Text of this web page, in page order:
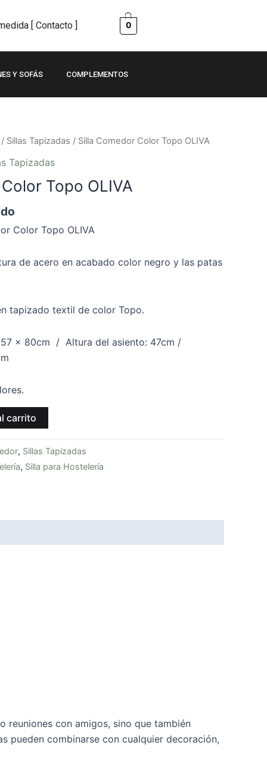
[ Contacto ] 0
Y SOFÁS COMPLEMENTOS
Sillas Tapizadas / Silla Comedor Color Topo OLIVA
Tapizadas
Topo OLIVA
Color Topo OLIVA
de acero en acabado color negro y las patas
tapizado textil de color Topo.
x 80cm / Altura del asiento: 47cm /
carrito
, Sillas Tapizadas
, Silla para Hostelería
reuniones con amigos, sino que también
pueden combinarse con cualquier decoración,